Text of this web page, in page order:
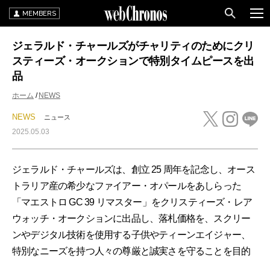
MEMBERS
ジェラルド・チャールズがチャリティのためにクリ
スティーズ・オークションで特別タイムピースを出
品
ホーム NEWS
NEWS ニュース
2025.05.03
ジェラルド・チャールズは、創立 25 周年を記念し、オース
トラリア産の希少なファイアー・オパールをあしらった
「マエストロ GC 39 リマスター」をクリスティーズ・レア
ウォッチ・オークションに出品し、落札価格を、スクリー
ンやデジタル技術を使用する子供やティーンエイジャー、
特別なニーズを持つ人々の尊厳と誠実さを守ることを目的